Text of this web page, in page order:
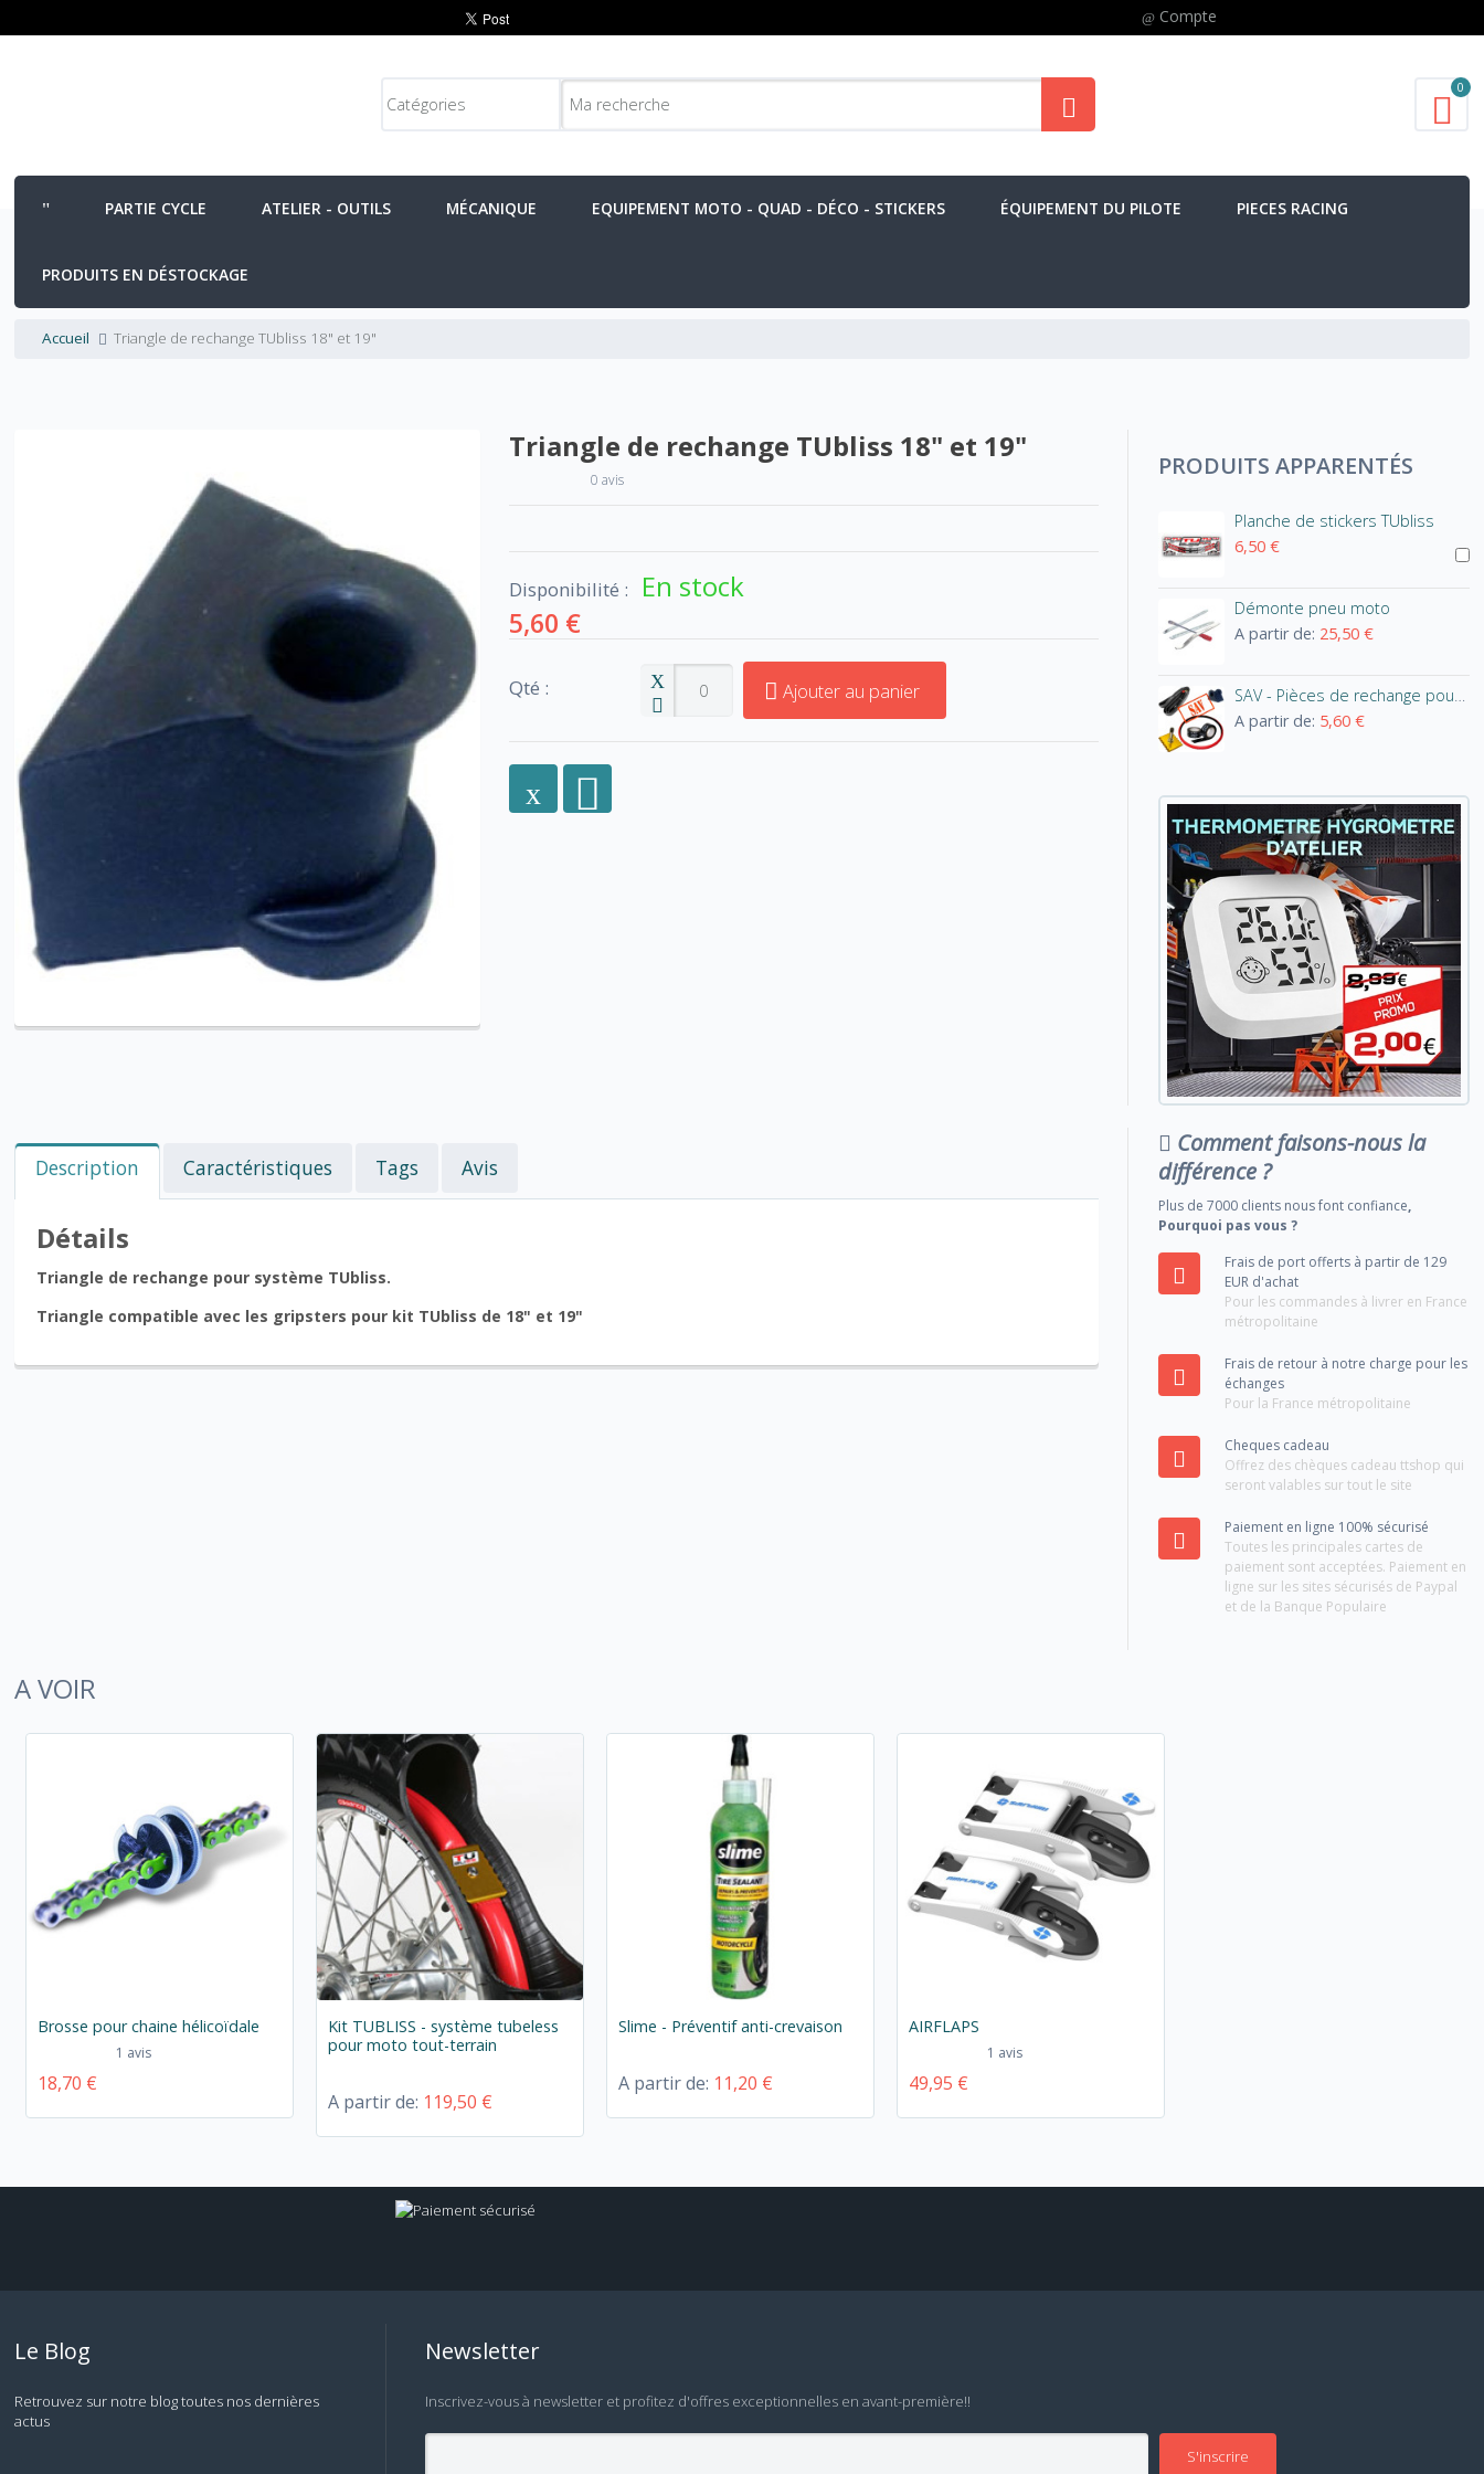
Compte
0
PARTIE CYCLE ATELIER - OUTILS MÉCANIQUE EQUIPEMENT MOTO - QUAD - DÉCO - STICKERS ÉQUIPEMENT DU PILOTE PIECES RACING
PRODUITS EN DÉSTOCKAGE
Accueil Triangle de rechange TUbliss 18" et 19"
Triangle de rechange TUbliss 18" et 19"
0 avis
Disponibilité : En stock
5,60 €
Qté : Ajouter au panier
PRODUITS APPARENTÉS
Planche de stickers TUbliss
6,50 €
Démonte pneu moto
A partir de: 25,50 €
SAV - Pièces de rechange pour système TUbliss
A partir de: 5,60 €
Description Caractéristiques Tags Avis
Détails
Triangle de rechange pour système TUbliss.
Triangle compatible avec les gripsters pour kit TUbliss de 18" et 19"
Comment faisons-nous la
différence ?
Plus de 7000 clients nous font confiance,
Pourquoi pas vous ?
Frais de port offerts à partir de 129
EUR d'achat
Pour les commandes à livrer en France
métropolitaine
Frais de retour à notre charge pour les
échanges
Pour la France métropolitaine
Cheques cadeau
Offrez des chèques cadeau ttshop qui
seront valables sur tout le site
Paiement en ligne 100% sécurisé
Toutes les principales cartes de
paiement sont acceptées. Paiement en
ligne sur les sites sécurisés de Paypal
et de la Banque Populaire
A VOIR
Brosse pour chaine hélicoïdale
1 avis
18,70 €
Kit TUBLISS - système tubeless
pour moto tout-terrain
A partir de: 119,50 €
Slime - Préventif anti-crevaison
A partir de: 11,20 €
AIRFLAPS
1 avis
49,95 €
Le Blog
Retrouvez sur notre blog toutes nos dernières
actus
Newsletter
Inscrivez-vous à newsletter et profitez d'offres exceptionnelles en avant-première!!
S'inscrire